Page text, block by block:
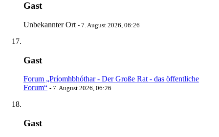
Gast
Unbekannter Ort - 7. August 2026, 06:26
Gast
Forum „Príomhbhóthar - Der Große Rat - das öffentliche
Forum“ - 7. August 2026, 06:26
Gast